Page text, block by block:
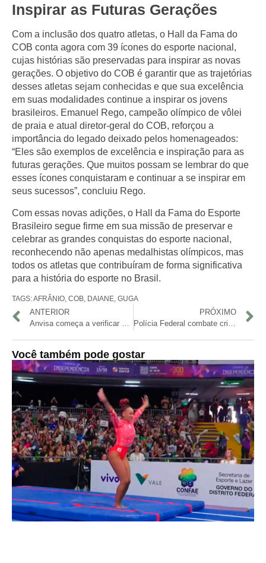
Inspirar as Futuras Gerações
Com a inclusão dos quatro atletas, o Hall da Fama do
COB conta agora com 39 ícones do esporte nacional,
cujas histórias são preservadas para inspirar as novas
gerações. O objetivo do COB é garantir que as trajetórias
desses atletas sejam conhecidas e que sua excelência
em suas modalidades continue a inspirar os jovens
brasileiros. Emanuel Rego, campeão olímpico de vôlei
de praia e atual diretor-geral do COB, reforçou a
importância do legado deixado pelos homenageados:
“Eles são exemplos de excelência e inspiração para as
futuras gerações. Que muitos possam se lembrar do que
esses ícones conquistaram e continuar a se inspirar em
seus sucessos”, concluiu Rego.
Com essas novas adições, o Hall da Fama do Esporte
Brasileiro segue firme em sua missão de preservar e
celebrar as grandes conquistas do esporte nacional,
reconhecendo não apenas medalhistas olímpicos, mas
todos os atletas que contribuíram de forma significativa
para a história do esporte no Brasil.
TAGS:AFRÂNIO, COB, DAIANE, GUGA
ANTERIOR
PRÓXIMO
Você também pode gostar